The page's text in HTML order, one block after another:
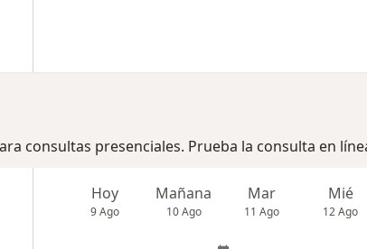
consultas presenciales. Prueba la consulta en
Hoy
9 Ago
Mañana
10 Ago
Mar
11 Ago
Mié
12 Ago